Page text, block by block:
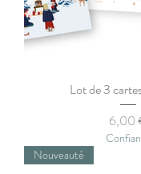
Lot de 3
Prix
6,00
Nouveauté